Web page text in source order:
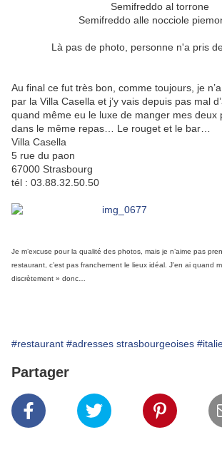
Semifreddo al torrone
Semifreddo alle nocciole
Là pas de photo, personne n'a pris de
Au final ce fut très bon, comme toujours, je
par la Villa Casella et j’y vais depuis pas mal
quand même eu le luxe de manger mes deux
dans le même repas… Le rouget et le bar…
Villa Casella
5 rue du paon
67000 Strasbourg
tél : 03.88.32.50.50
Je m’excuse pour la qualité des photos, mais je n’aime pas
restaurant, c’est pas franchement le lieux idéal. J’en ai quand
discrètement » donc…
#restaurant #adresses strasbourgeoises
Partager